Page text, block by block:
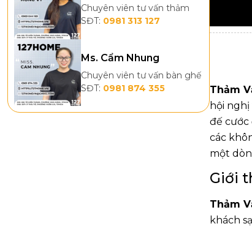
Chuyên viên tư vấn thảm
SĐT: 0981 313 127
Ms. Cẩm Nhung
Chuyên viên tư vấn bàn ghế
SĐT: 0981 874 355 Thảm
hội
đế cước
các
một
Giới
Thảm
khách